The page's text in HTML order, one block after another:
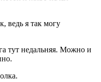
ведь я так могу
тут недальняя. Можно и